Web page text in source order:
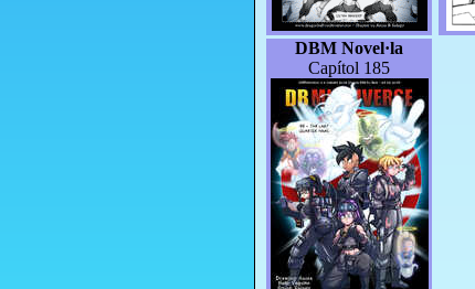
DBM Novel·la
Capítol 185